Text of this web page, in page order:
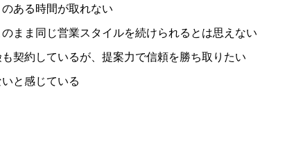
ある時間が取れない
まま同じ営業スタイルを続けられるとは思えない
契約しているが、提案力で信頼を勝ち取りたい
と感じている